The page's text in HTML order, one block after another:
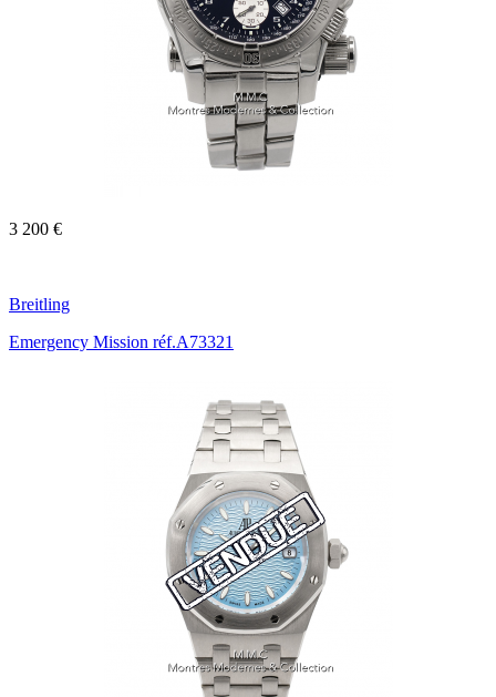
3 200 €
Breitling
Emergency Mission réf.A73321